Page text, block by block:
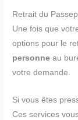
Retrait du
Une fois que
options pour le
personne au
votre demande.
Si vous êtes
Ces services